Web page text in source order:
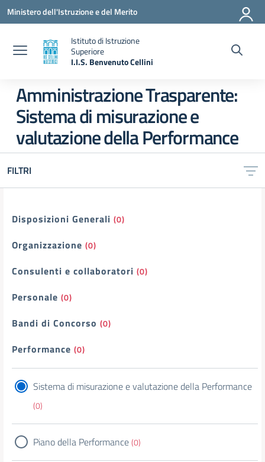
Vai ai contenuti
Vai al menu di navigazione
Vai al footer
Ministero dell'Istruzione e del Merito
Istituto di Istruzione
Superiore
I.I.S. Benvenuto Cellini
Amministrazione Trasparente:
Sistema di misurazione e
valutazione della Performance
FILTRI
Filtri
Disposizioni Generali (0)
Organizzazione (0)
Consulenti e collaboratori (0)
Personale (0)
Bandi di Concorso (0)
Performance (0)
Sistema di misurazione e valutazione della Performance
(0)
Piano della Performance(0)